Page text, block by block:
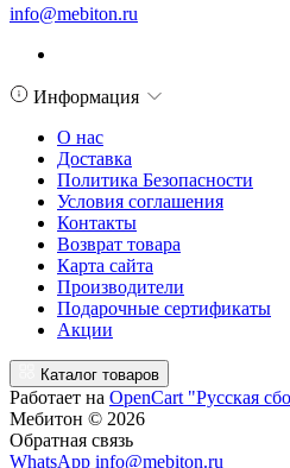
info@mebiton.ru
Информация
О нас
Доставка
Политика Безопасности
Условия соглашения
Контакты
Возврат товара
Карта сайта
Производители
Подарочные сертификаты
Акции
Каталог товаров
Работает на OpenCart "Русская
Мебитон © 2026
Обратная связь
WhatsApp info@mebiton.ru